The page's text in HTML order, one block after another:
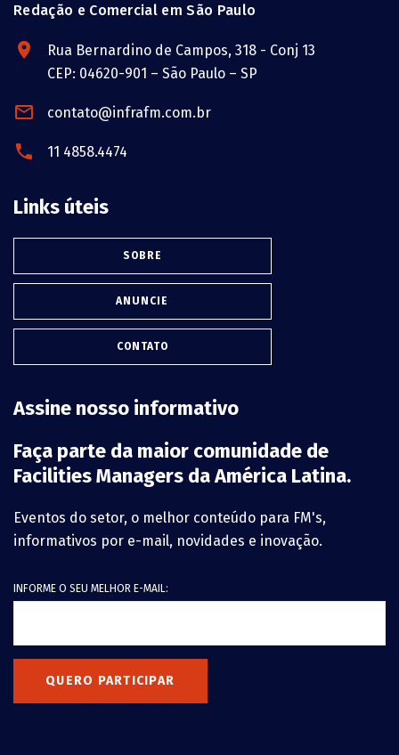
Redação e Comercial em São Paulo
Rua Bernardino de Campos, 318 - Conj 13
CEP: 04620-901 – São Paulo – SP
contato@infrafm.com.br
11 4858.4474
Links úteis
SOBRE
ANUNCIE
CONTATO
Assine nosso informativo
Faça parte da maior comunidade de
Facilities Managers da América Latina.
Eventos do setor, o melhor conteúdo para FM's,
informativos por e-mail, novidades e inovação.
INFORME O SEU MELHOR E-MAIL:
QUERO PARTICIPAR